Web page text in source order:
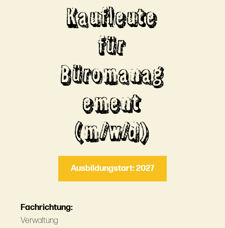
Kaufleute
für
Büromanag
ement
(m/w/d)
Ausbildungstart: 2027
Fachrichtung:
Verwaltung